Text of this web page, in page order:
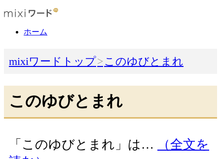
ホーム
mixiワードトップ このゆびとまれ
このゆびとまれ
「このゆびとまれ」は…
（全文を